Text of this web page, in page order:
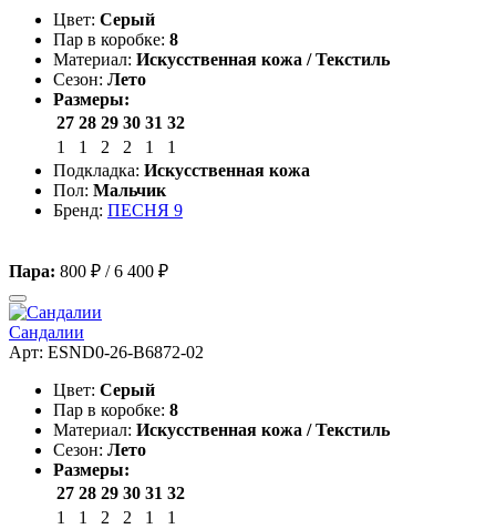
Цвет: Серый
Пар в коробке: 8
Материал: Искусственная кожа / Текстиль
Сезон: Лето
Размеры:
27 28 29 30 31 32
1
1 2 2 1
1
Подкладка: Искусственная кожа
Пол: Мальчик
Бренд: ПЕСНЯ 9
Пара: 800 ₽ /6 400 ₽
Сандалии
Арт: ESND0-26-B6872-02
Цвет: Серый
Пар в коробке: 8
Материал: Искусственная кожа / Текстиль
Сезон: Лето
Размеры:
27 28 29 30 31 32
1
1 2 2 1
1